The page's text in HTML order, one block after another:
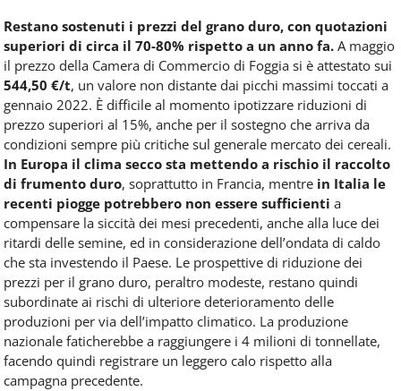
Restano sostenuti i prezzi del grano duro, con quotazioni
superiori di circa il 70-80% rispetto a un anno fa. A maggio
il prezzo della Camera di Commercio di Foggia si è attestato sui
544,50 €/t, un valore non distante dai picchi massimi toccati a
gennaio 2022. È difficile al momento ipotizzare riduzioni di
prezzo superiori al 15%, anche per il sostegno che arriva da
condizioni sempre più critiche sul generale mercato dei cereali.
In Europa il clima secco sta mettendo a rischio il raccolto
di frumento duro, soprattutto in Francia, mentre in Italia le
recenti piogge potrebbero non essere sufficienti a
compensare la siccità dei mesi precedenti, anche alla luce dei
ritardi delle semine, ed in considerazione dell’ondata di caldo
che sta investendo il Paese. Le prospettive di riduzione dei
prezzi per il grano duro, peraltro modeste, restano quindi
subordinate ai rischi di ulteriore deterioramento delle
produzioni per via dell’impatto climatico. La produzione
nazionale faticherebbe a raggiungere i 4 milioni di tonnellate,
facendo quindi registrare un leggero calo rispetto alla
campagna precedente.